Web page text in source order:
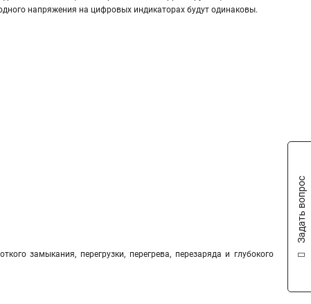
напряжения на цифровых индикаторах будут одинаковы.
замыкания, перегрузки, перегрева, перезаряда и глубокого
Задать вопрос